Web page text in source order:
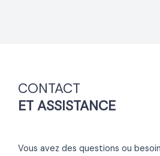
CONTACT
ET ASSISTANCE
Vous avez des questions ou